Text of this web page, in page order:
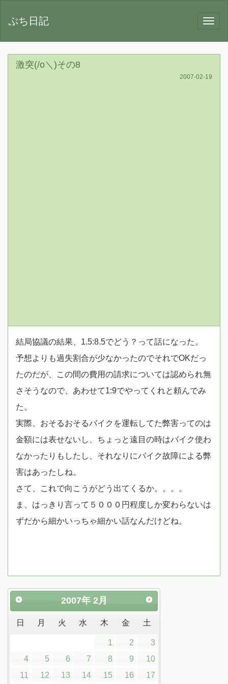
ぷち日記
激突(/o＼)その8
2007-02-19
結局協議の結果、1.5:8.5でどう？って話になった。
予想よりも過失割合が少なかったのでそれでOKだっ
たのだが、この間の費用の請求については認められ無
さそうなので、あわせて1:9でやってくれと頼んでみ
た。
実際、おそるおそるバイクを運転してた弊害ってのは
金額には表せないし、ちょっと遠目の時はバイク使わ
なかったりもしたし、それなりにバイク故障による弊
害はあったしね。
さて、これで向こうがどう出てくるか。。。。
ま、はっきり言って５０００円程度しか変わらないは
ずだから細かいっちゃ細かい話なんだけどね。
2007年 2月
日 月 火 水 木 金 土
1 2
3
4
5 6 7 8 9
10
11
12 13 14 15 16 17